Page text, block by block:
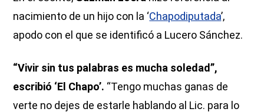
nacimiento de un hijo con la ‘Chapodiputada’,
apodo con el que se identificó a Lucero Sánchez.
“Vivir sin tus palabras es mucha soledad”,
escribió ‘El Chapo’. “Tengo muchas ganas de
verte no dejes de estarle hablando al Lic. para lo